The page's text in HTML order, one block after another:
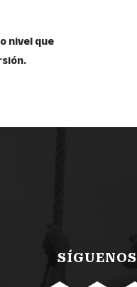
nivel que
SÍGUENOS